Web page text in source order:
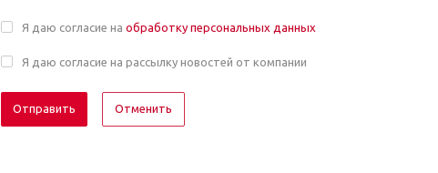
Я даю согласие на обработку персональных данных
Я даю согласие на рассылку новостей от компании
Отменить